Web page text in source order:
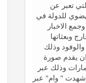
تعبر عن
للدولة في
الاخبار
وبعثاتها
والوفود وذلك
يقدم صورة
وذلك عبر
وشهدت " وام" عبر